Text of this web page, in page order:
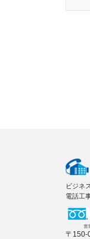
ビジネ
電話工
〒150-